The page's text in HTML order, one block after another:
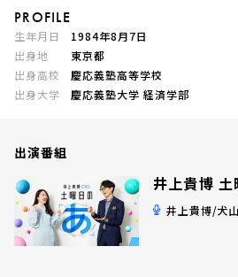
今日の番組表
週間番組表
TBS Podcast
イベント・グッズ
YouTube
会社情報
PROFILE
生年月日
1984年8月7日
出身地
東京都
出身高校
慶応義塾高等学校
出身大学
慶応義塾大学 経済学部
出演番組
井上貴博 土
井上貴博/犬